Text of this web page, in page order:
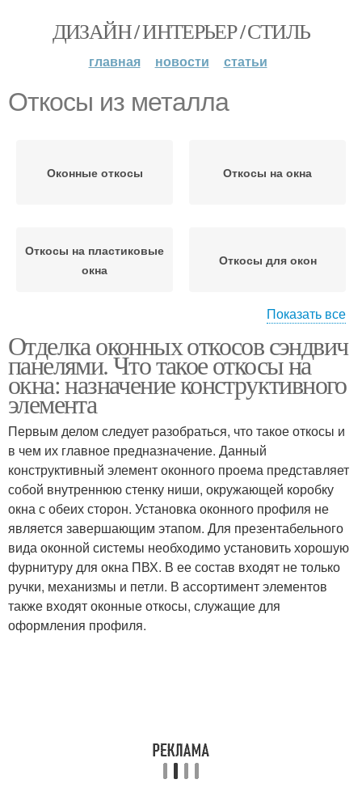
ДИЗАЙН / ИНТЕРЬЕР / СТИЛЬ
главная новости статьи
Откосы из металла
Оконные откосы Откосы на окна
Откосы на пластиковые
окна
Откосы для окон
Откосы из гипсокартона Откосы из штукатурки
Цены на пластиковые
откосы
Откосы из сэндвич-
панелей
Металлические откосы Наружные откосы
Панели на откосы
Откосы для
Показать все
Отделка оконных откосов сэндвич
панелями. Что такое откосы на
окна: назначение конструктивного
элемента
Первым делом следует разобраться, что такое откосы и
в чем их главное предназначение. Данный
конструктивный элемент оконного проема представляет
собой внутреннюю стенку ниши, окружающей коробку
окна с обеих сторон. Установка оконного профиля не
является завершающим этапом. Для презентабельного
вида оконной системы необходимо установить хорошую
фурнитуру для окна ПВХ. В ее состав входят не только
ручки, механизмы и петли. В ассортимент элементов
также входят оконные откосы, служащие для
оформления профиля.